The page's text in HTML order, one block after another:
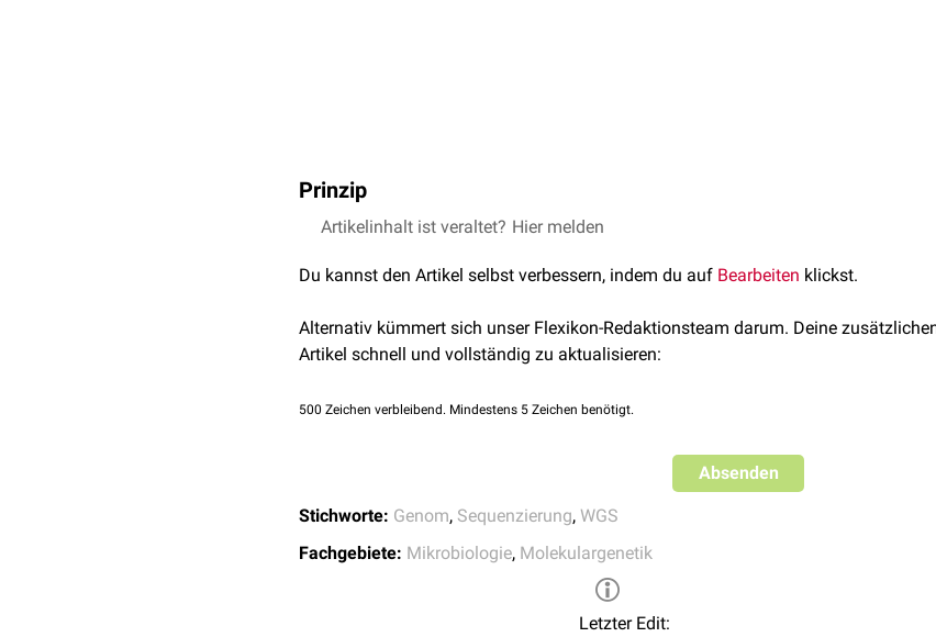
Prinzip
Die WGS beruht auf der Technologie des
in Fragmente zerlegt, die klein genug
Adaption: Daraufhin werden spezifische Adapter-Oligonukleotidehinzugefügt,
Sequenzierung: Die markierte DNA wird anschließend sequenziert, um die
analysieren und damit den genetischen Code für weitere Analysen
Artikelinhalt ist veraltet? Hier melden
Du kannst den Artikel selbst verbessern, indem du auf Bearbeiten klickst.
Alternativ kümmert sich unser Flexikon-Redaktionsteam darum. Deine
Artikel schnell und vollständig zu aktualisieren:
500 Zeichen verbleibend. Mindestens 5 Zeichen benötigt.
Absenden
Stichworte: Genom, Sequenzierung, WGS
Fachgebiete: Mikrobiologie, Molekulargenetik
Letzter Edit: